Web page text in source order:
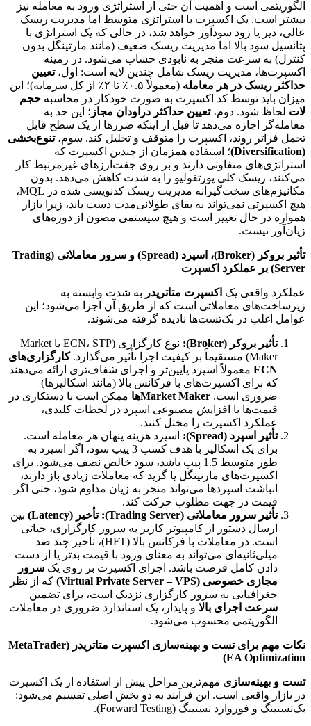
الگوریتمی است و اهمیت آن حتی از استراتژی ورود به معامله نیز
بیشتر است. یک اکسپرت با استراتژی متوسط اما مدیریت ریسک
عالی، دیر یا زود سودآور خواهد شد، در حالی که یک استراتژی با
پتانسیل سود بالا اما مدیریت ریسک ضعیف (مانند مارتینگل بدون
کنترل) به سرعت منجر به نابودی حساب می‌شود. در زمینه
اکسپرت‌ها، مدیریت ریسک شامل چندین لایه است: اول،تعیین
حداکثر ریسک در هر معامله
(معمولاً ۰.۵٪ تا ۲٪ از کل سرمایه)؛ این
میزان باید توسط کد اکسپرت به صورت خودکار در محاسبه حجم
لات لحاظ شود. دوم،تعیین حداکثر دراودان مجاز ؛ این حد به
معامله‌گر اجازه می‌دهد تا قبل از اینکه ضررها از یک سطح قابل
تحمل فراتر روند، اکسپرت را متوقف و تحلیل کند. سوم،تنوع‌بخشی
(Diversification)
؛ استفاده همزمان از چندین اکسپرت که
استراتژی‌های متفاوتی دارند و بر روی جفت‌ارزهای غیرمرتبط کار
می‌کنند، ریسک کلی پورتفولیو را به شدت کاهش می‌دهد. بدون
مکانیزم‌های سخت‌گیرانه مدیریت ریسک کدنویسی شده در MQL،
هیچ اکسپرتی نمی‌تواند به بقای طولانی‌مدت دست یابد، زیرا بازار
همواره در حال تغییر است و هیچ سیستمی مصون از دوره‌های
زیان‌آور نیست.
تأثیر بروکر (Broker)، اسپرد (Spread) و سرور معاملاتی (Trading
Server) بر عملکرد اکسپرت
عملکرد واقعی یک اکسپرت متاتریدر به شدت وابسته به
زیرساخت‌های معاملاتی است که از طریق آن اجرا می‌شود؛ این
عوامل اغلب در بک‌تست‌ها نادیده گرفته می‌شوند.
تأثیر بروکر (Broker):
نوع کارگزاری (ECN، STP یا Market
Maker) مستقیماً بر کیفیت اجرا تأثیر می‌گذارد.
کارگزاری‌های
ECN معمولاً اسپرد پایین‌تر و اجرای شفاف‌تری ارائه می‌دهند
که برای اکسپرت‌های با فرکانس بالا (مانند اسکالپرها)
ضروری است. Market Makerها
ممکن است با دستکاری در
قیمت‌ها یا افزایش مصنوعی اسپرد در لحظات کلیدی،
عملکرد اکسپرت را مختل کنند.
تأثیر اسپرد (Spread):
اسپرد هزینه پنهان هر معامله است.
برای یک اسکالپر با هدف کسب 3 پیپ سود، اگر اسپرد به
طور متوسط 1.5 پیپ باشد، سود خالص نصف می‌شود. برای
اکسپرت‌های مارتینگل یا گرید که معاملات زیادی باز دارند،
انباشت اسپردها می‌تواند منجر به زیان مداوم شود، حتی اگر
قیمت در جهت مطلوب حرکت کند.
تأثیر سرور معاملاتی (Trading Server):
تأخیر (Latency)
بین
ارسال دستور از کامپیوتر کاربر به سرور کارگزاری، حیاتی
است. در معاملات با فرکانس بالا (HFT)، تأخیر چند صد
میلی‌ثانیه‌ای می‌تواند به معنای ورود با قیمت بدتر یا از دست
دادن کامل فرصت باشد. اجرای اکسپرت بر روی یک سرور
مجازی خصوصی (Virtual Private Server – VPS)
که از نظر
جغرافیایی به سرور کارگزاری نزدیک است، برای تضمین
سرعت اجرای بالا و پایدار، یک استاندارد ضروری در معاملات
الگوریتمی محسوب می‌شود.
نکات مهم برای تست و بهینه‌سازی اکسپرت متاتریدر (MetaTrader
EA Optimization)
تست و بهینه‌سازی مهم‌ترین مراحل پیش از استفاده از یک اکسپرت
در بازار واقعی است. این فرآیند به دو بخش اصلی تقسیم می‌شود:
بک‌تستینگ و فوروارد تستینگ (Forward Testing).